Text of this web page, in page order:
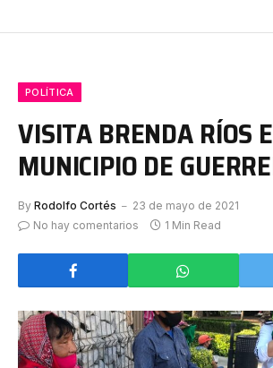
POLÍTICA
VISITA BRENDA RÍOS
MUNICIPIO DE
By Rodolfo Cortés
23 de mayo de 2021
No hay comentarios
1 Min Read